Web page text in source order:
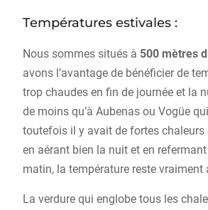
Températures estivales :
Nous sommes situés à 500 mètres
avons l’avantage de bénéficier de
trop chaudes en fin de journée et la
de moins qu’à Aubenas ou Vogüe
toutefois il y avait de fortes chaleurs
en aérant bien la nuit et en
matin, la température reste vraiment
La verdure qui englobe tous les